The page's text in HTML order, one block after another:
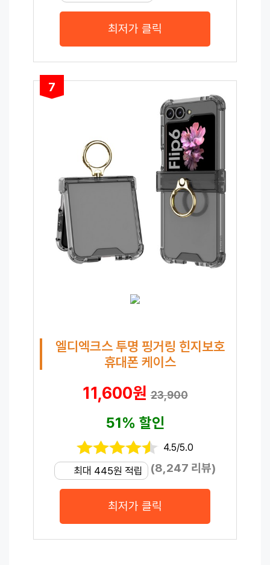
최저가 클릭
7
엘디엑크스 투명 핑거링 힌지보호
휴대폰 케이스
11,600원23,900
51% 할인
4.5/5.0
최대 445원 적립 (8,247 리뷰)
최저가 클릭